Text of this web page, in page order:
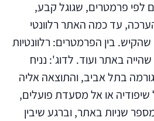
לפי פרמטרים, שגוגל קבע,
עד כמה האתר רלוונטי
בין הפרמטרים: רלוונטיות
באתר ועוד. לדוג': נניח
בתל אביב, והתוצאה אליה
שיפודיה או אל מסעדת פועלים,
שניות באתר, וברגע שיבין